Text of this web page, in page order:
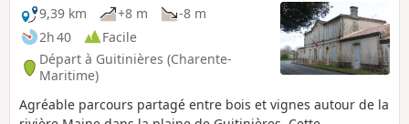
9,39 km
+8 m
-8 m
2h 40
Facile
Départ à Guitinières (Charente-
Maritime)
Agréable parcours partagé entre bois et vignes autour de la